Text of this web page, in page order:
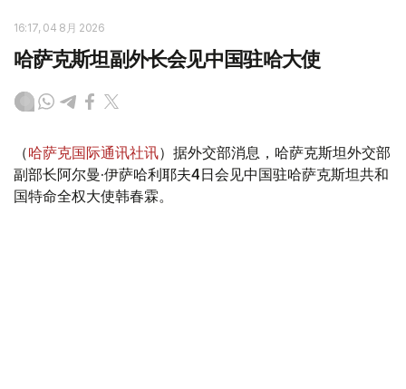
16:17, 04 8月 2026
哈萨克斯坦副外长会见中国驻哈大使
（哈萨克国际通讯社讯）据外交部消息，哈萨克斯坦外交部
副部长阿尔曼·伊萨哈利耶夫4日会见中国驻哈萨克斯坦共和
国特命全权大使韩春霖。